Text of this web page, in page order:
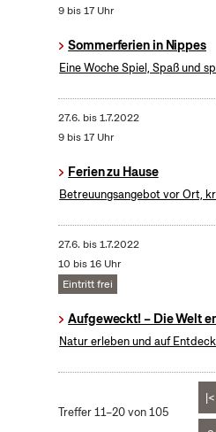
9 bis 17 Uhr
Sommerferien in Nippes
Eine Woche Spiel, Spaß und
27.6. bis1.7.2022
9 bis 17 Uhr
Ferien zu Hause
Betreuungsangebot vor Ort,
27.6. bis1.7.2022
10 bis 16 Uhr
Eintritt frei
Aufgeweckt! – Die Welt
Natur erleben und auf
Treffer 11–20 von 105
|<